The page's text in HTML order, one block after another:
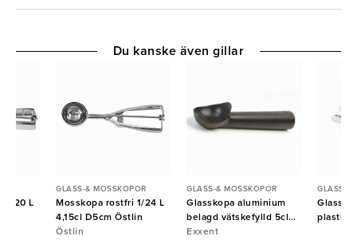
1/20 L
GLASS-& MOSSKOPOR
Mosskopa rostfri 1/24 L
4,15cl D5cm Östlin
Östlin
GLASS-& MOSSKOPOR
Glasskopa aluminium
belagd vätskefylld 5cl
1/20L
Exxent
GLASS-&
Du kanske även gillar